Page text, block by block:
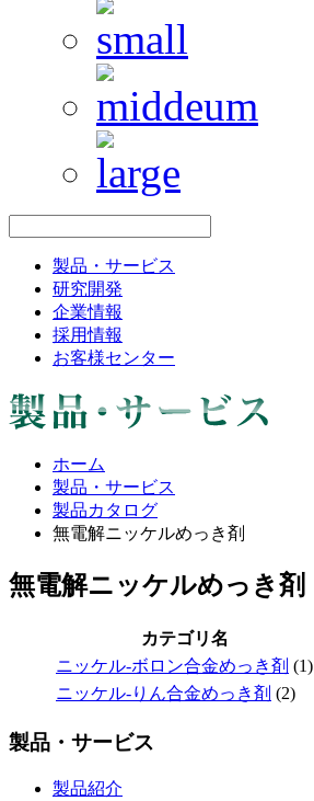
製品・サービス
研究開発
企業情報
採用情報
お客様センター
ホーム
製品・サービス
製品カタログ
無電解ニッケルめっき剤
無電解ニッケルめっき剤
カテゴリ名
ニッケル-ボロン合金めっき剤 (1)
ニッケル-りん合金めっき剤 (2)
製品・サービス
製品紹介